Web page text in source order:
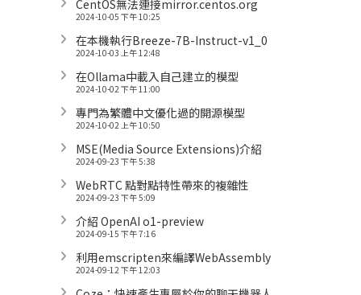
CentOS無法連接mirror.centos.org
2024-10-05 下午 10:25
在本機執行Breeze-7B-Instruct-v1_0
2024-10-03 上午 12:48
在Ollama中載入自己建立的模型
2024-10-02 下午 11:00
專門為繁體中文優化過的開源模型
2024-10-02 上午 10:50
MSE(Media Source Extensions)介紹
2024-09-23 下午 5:38
WebRTC 點對點特性帶來的複雜性
2024-09-23 下午 5:09
介紹 OpenAI o1-preview
2024-09-15 下午 7:16
利用emscripten來編譯WebAssembly
2024-09-12 下午 12:03